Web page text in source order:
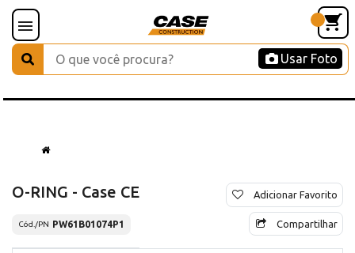
Usar Foto
O-RING - Case CE
Cód./PN PW61B01074P1
Adicionar Favorito
Compartilhar